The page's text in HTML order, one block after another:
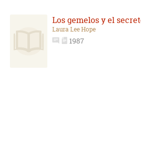
Los gemelos y el
Laura Lee Hope
1987